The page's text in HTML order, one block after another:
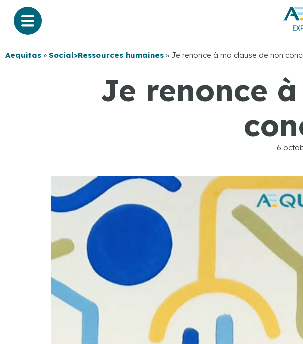
Aequitas » Social>Ressources humaines » Je renonce à ma clause de non
Je renonce
6